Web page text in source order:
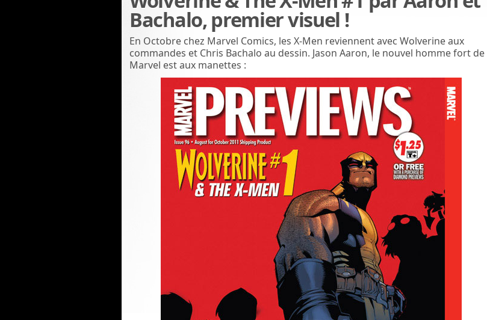
Bachalo, premier visuel !
En Octobre chez Marvel Comics, les X-Men reviennent avec Wolverine aux
commandes et Chris Bachalo au dessin. Jason Aaron, le nouvel homme fort de
Marvel est aux manettes :